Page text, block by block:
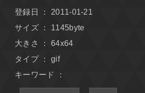
登録日 ： 2011-01-21
サイズ ： 1145byte
大きさ ： 64x64
タイプ ： gif
キーワード ：